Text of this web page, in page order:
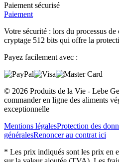
Paiement sécurisé
Paiement
Votre sécurité : lors du processus
cryptage 512 bits qui offre la
Payez facilement avec :
© 2026 Produits de la Vie - Lebe
commander en ligne des aliments
exceptionnelle
Mentions légalesProtection des
généralesRenoncer au contrat ici
* Les prix indiqués sont les prix en